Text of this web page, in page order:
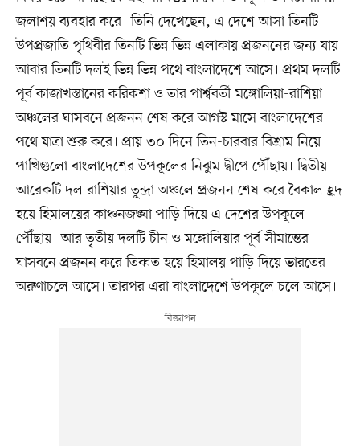
জলাশয় ব্যবহার করে। তিনি দেখেছেন, এ দেশে আসা তিনটি
উপপ্রজাতি পৃথিবীর তিনটি ভিন্ন ভিন্ন এলাকায় প্রজননের জন্য যায়।
আবার তিনটি দলই ভিন্ন ভিন্ন পথে বাংলাদেশে আসে। প্রথম দলটি
পূর্ব কাজাখস্তানের করিকশা ও তার পার্শ্ববর্তী মঙ্গোলিয়া-রাশিয়া
অঞ্চলের ঘাসবনে প্রজনন শেষ করে আগস্ট মাসে বাংলাদেশের
পথে যাত্রা শুরু করে। প্রায় ৩০ দিনে তিন-চারবার বিশ্রাম নিয়ে
পাখিগুলো বাংলাদেশের উপকূলের নিঝুম দ্বীপে পৌঁছায়। দ্বিতীয়
আরেকটি দল রাশিয়ার তুন্দ্রা অঞ্চলে প্রজনন শেষ করে বৈকাল হ্রদ
হয়ে হিমালয়ের কাঞ্চনজঙ্ঘা পাড়ি দিয়ে এ দেশের উপকূলে
পৌঁছায়। আর তৃতীয় দলটি চীন ও মঙ্গোলিয়ার পূর্ব সীমান্তের
ঘাসবনে প্রজনন করে তিব্বত হয়ে হিমালয় পাড়ি দিয়ে ভারতের
অরুণাচলে আসে। তারপর এরা বাংলাদেশে উপকূলে চলে আসে।